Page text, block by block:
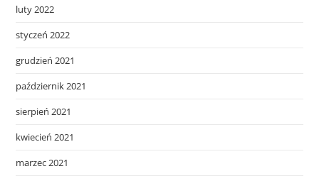
luty 2022
styczeń 2022
grudzień 2021
październik 2021
sierpień 2021
kwiecień 2021
marzec 2021